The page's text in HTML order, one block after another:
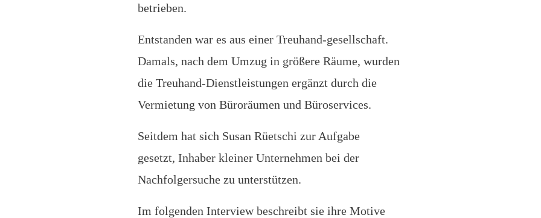
betrieben.
Entstanden war es aus einer Treuhand-gesellschaft.
Damals, nach dem Umzug in größere Räume, wurden
die Treuhand-Dienstleistungen ergänzt durch die
Vermietung von Büroräumen und Büroservices.
Seitdem hat sich Susan Rüetschi zur Aufgabe
gesetzt, Inhaber kleiner Unternehmen bei der
Nachfolgersuche zu unterstützen.
Im folgenden Interview beschreibt sie ihre Motive